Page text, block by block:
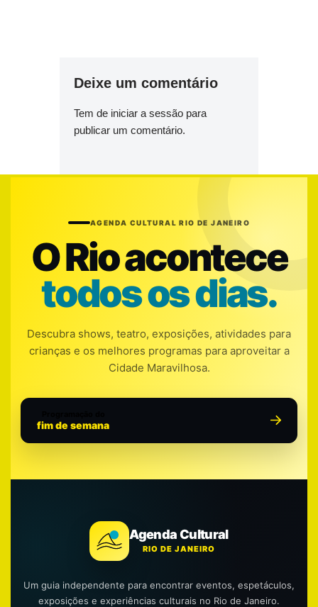
Deixe um comentário
Tem de iniciar a sessão para
publicar um comentário.
AGENDA CULTURAL RIO DE JANEIRO
O Rio acontece
todos os dias.
Descubra shows, teatro, exposições, atividades para
crianças e os melhores programas para aproveitar a
Cidade Maravilhosa.
fim de semana
Agenda Cultural
RIO DE JANEIRO
Um guia independente para encontrar eventos, espetáculos,
exposições e experiências culturais no Rio de Janeiro.